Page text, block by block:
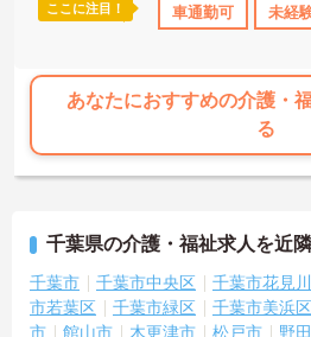
無資格OK 年間休日110日以上
ここに注目！ 車通勤可 未経
あなたにおすすめの介護・
る
千葉県の介護・福祉求人を近
千葉市 千葉市中央区 千葉市花見
市若葉区
千葉市緑区 千葉市美浜区
市
館山市 木更津市 松戸市 野